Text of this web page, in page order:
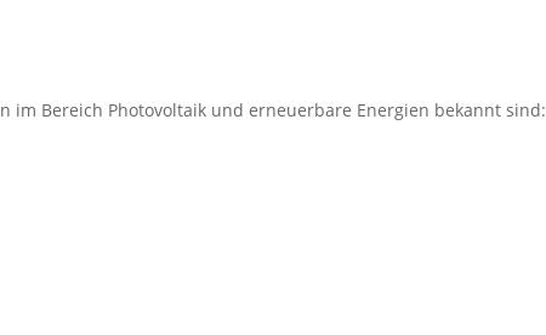
Bereich Photovoltaik und erneuerbare Energien bekannt sind: